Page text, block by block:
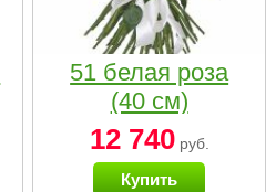
51 белая роза
(40 см)
12 740руб.
Купить